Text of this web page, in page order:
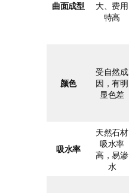
曲面成型
大、费用
特高
颜色
受自然成
因，有明
显色差
吸水率
天然石材
吸水率
高，易渗
水